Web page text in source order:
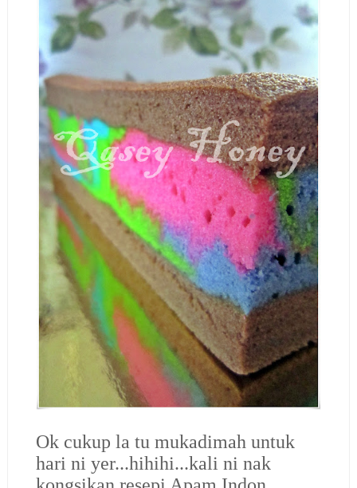
Ok cukup la tu mukadimah untuk
hari ni yer...hihihi...kali ni nak